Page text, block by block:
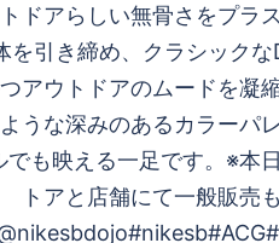
ドアらしい無骨さをプラ
を引き締め、クラシック
アウトドアのムードを凝
うな深みのあるカラーパ
でも映える一足です。※本
トアと店舗にて一般販売